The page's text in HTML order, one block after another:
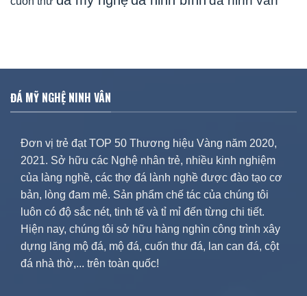
ĐÁ MỸ NGHỆ NINH VÂN
Đơn vị trẻ đạt TOP 50 Thương hiệu Vàng năm 2020,
2021. Sở hữu các Nghệ nhân trẻ, nhiều kinh nghiệm
của làng nghề, các thợ đá lành nghề được đào tạo cơ
bản, lòng đam mê. Sản phẩm chế tác của chúng tôi
luôn có độ sắc nét, tinh tế và tỉ mỉ đến từng chi tiết.
Hiện nay, chúng tôi sở hữu hàng nghìn công trình xây
dựng lăng mộ đá, mộ đá, cuốn thư đá, lan can đá, cột
đá nhà thờ,... trên toàn quốc!